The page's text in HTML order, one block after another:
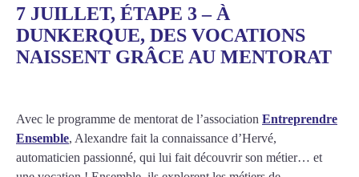
7 JUILLET, ÉTAPE 3 – À
DUNKERQUE, DES VOCATIONS
NAISSENT GRÂCE AU MENTORAT
Avec le programme de mentorat de l’association Entreprendre
Ensemble, Alexandre fait la connaissance d’Hervé,
automaticien passionné, qui lui fait découvrir son métier… et